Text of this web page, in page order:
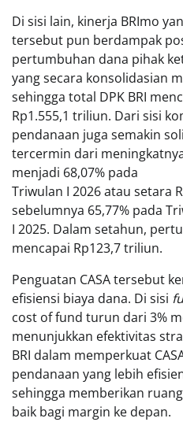
Di sisi lain, kinerja BRImo
tersebut pun berdampak
pertumbuhan dana pihak
yang secara konsolidasian
sehingga total DPK BRI
Rp1.555,1 triliun. Dari sisi
pendanaan juga semakin
tercermin dari
menjadi 68,07% pada
Triwulan I 2026 atau setara
sebelumnya 65,77% pada
I 2025. Dalam setahun,
mencapai Rp123,7 triliun.
Penguatan CASA tersebut
efisiensi biaya dana. Di sisi
cost of fund turun dari 3%
menunjukkan efektivitas
BRI dalam memperkuat
pendanaan yang lebih
sehingga memberikan
baik bagi margin ke depan.